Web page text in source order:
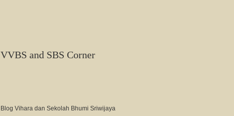
VVBS and SBS Corner
Blog Vihara dan Sekolah Bhumi Sriwijaya